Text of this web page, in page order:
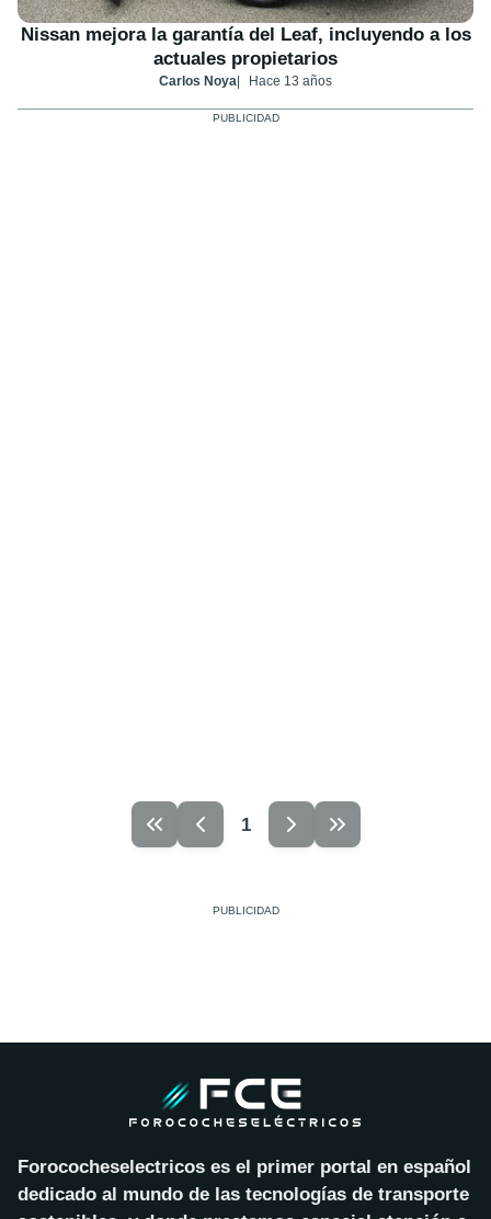
Nissan mejora la garantía del Leaf, incluyendo a los
actuales propietarios
Carlos Noya Hace 13 años
1
Forococheselectricos es el primer portal en español
dedicado al mundo de las tecnologías de transporte